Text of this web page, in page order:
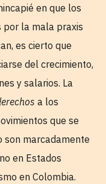
en que los
por la mala praxis
es cierto que
del crecimiento,
y salarios. La
a los
que se
son marcadamente
en Estados
en Colombia.